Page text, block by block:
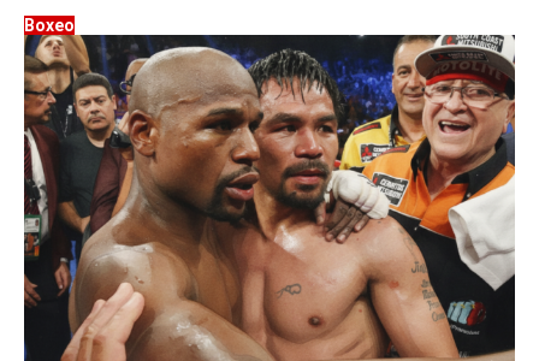
Boxeo